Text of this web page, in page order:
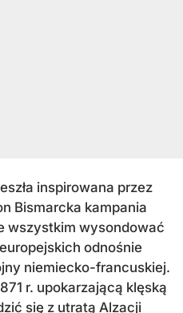
inspirowana przez
Bismarcka kampania
wszystkim wysondować
odnośnie
niemiecko-francuskiej.
r. upokarzającą klęską
się z utratą Alzacji